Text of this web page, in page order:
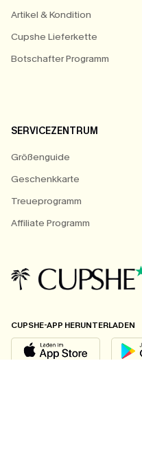
Artikel & Kondition
Cupshe Lieferkette
Botschafter Programm
SERVICEZENTRUM
Größenguide
Geschenkkarte
Treueprogramm
Affiliate Programm
CUPSHE-APP HERUNTERLADEN